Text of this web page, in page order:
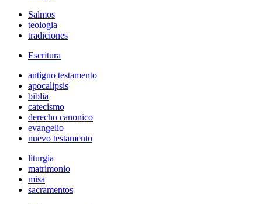
Salmos
teologia
tradiciones
Escritura
antiguo testamento
apocalipsis
biblia
catecismo
derecho canonico
evangelio
nuevo testamento
liturgia
matrimonio
misa
sacramentos